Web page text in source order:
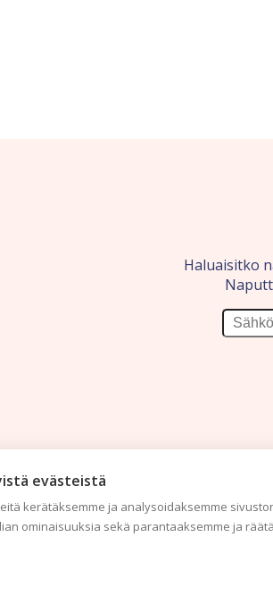
evästeistä
kerätäksemme ja analysoidaksemme
ominaisuuksia sekä parantaaksemme ja
Haluaisitko